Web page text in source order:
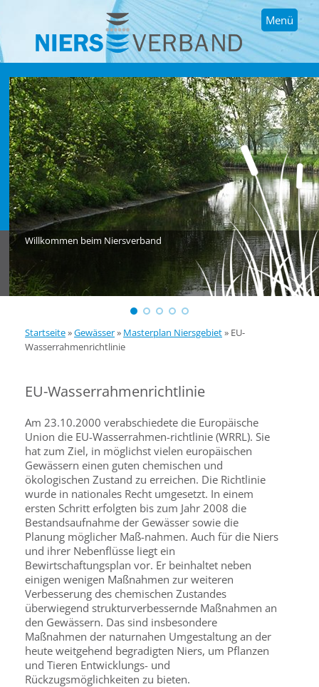
Menü
Willkommen beim Niersverband
Startseite»Gewässer» Masterplan Niersgebiet» EU-
Wasserrahmenrichtlinie
EU-Wasserrahmenrichtlinie
Am 23.10.2000 verabschiedete die Europäische
Union die EU-Wasserrahmen-richtlinie (WRRL). Sie
hat zum Ziel, in möglichst vielen europäischen
Gewässern einen guten chemischen und
ökologischen Zustand zu erreichen. Die Richtlinie
wurde in nationales Recht umgesetzt. In einem
ersten Schritt erfolgten bis zum Jahr 2008 die
Bestandsaufnahme der Gewässer sowie die
Planung möglicher Maß-nahmen. Auch für die Niers
und ihrer Nebenflüsse liegt ein
Bewirtschaftungsplan vor. Er beinhaltet neben
einigen wenigen Maßnahmen zur weiteren
Verbesserung des chemischen Zustandes
überwiegend strukturverbessernde Maßnahmen an
den Gewässern. Das sind insbesondere
Maßnahmen der naturnahen Umgestaltung an der
heute weitgehend begradigten Niers, um Pflanzen
und Tieren Entwicklungs- und
Rückzugsmöglichkeiten zu bieten.